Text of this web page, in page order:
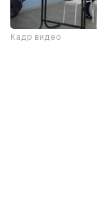
Кадр видео